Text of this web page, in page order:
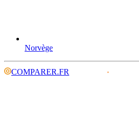
Norvège
COMPARER.FR